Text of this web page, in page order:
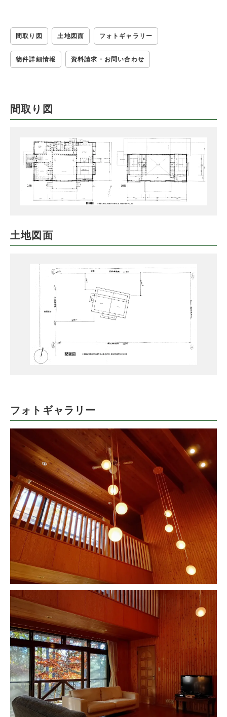
間取り図 土地図面 フォトギャラリー
物件詳細情報 資料請求・お問い合わせ
間取り図
土地図面
フォトギャラリー